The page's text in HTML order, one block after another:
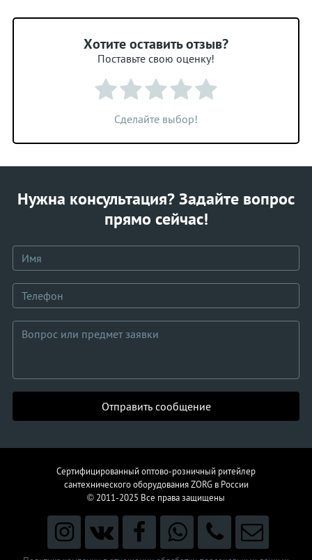
Хотите оставить отзыв?
Поставьте свою оценку!
Сделайте выбор!
Нужна консультация? Задайте вопрос
прямо сейчас!
Отправить сообщение
Сертифицированный оптово-розничный ритейлер
сантехническогооборудованияZORG в России
© 2011-2025 Все права защищены